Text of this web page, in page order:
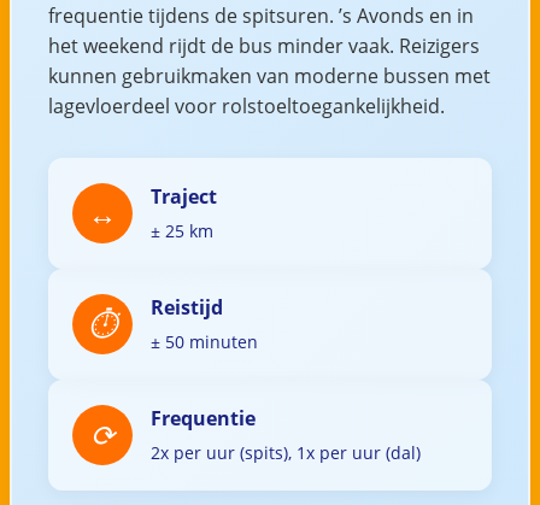
frequentie tijdens de spitsuren. ’s Avonds en in
het weekend rijdt de bus minder vaak. Reizigers
kunnen gebruikmaken van moderne bussen met
lagevloerdeel voor rolstoeltoegankelijkheid.
Traject
± 25 km
Reistijd
± 50 minuten
Frequentie
2x per uur (spits), 1x per uur (dal)